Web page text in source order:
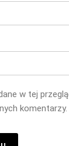
w tej
komentarzy.